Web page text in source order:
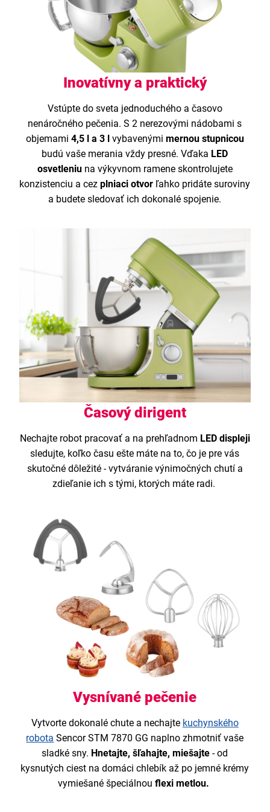
Inovatívny a praktický
Vstúpte do sveta jednoduchého a časovo
nenáročného pečenia. S 2 nerezovými nádobami s
objemami 4,5 l a 3 lvybavenými mernou stupnicou
budú vaše merania vždy presné. Vďaka LED
osvetleniu na výkyvnom ramene skontrolujete
konzistenciu a cezplniaci otvor ľahko pridáte suroviny
a budete sledovať ich dokonalé spojenie.
Časový dirigent
Nechajte robot pracovať a na prehľadnom LED displeji
sledujte, koľko času ešte máte na to, čo je pre vás
skutočné dôležité - vytváranie výnimočných chutí a
zdieľanie ich s tými, ktorých máte radi.
Vysnívané pečenie
Vytvorte dokonalé chute a nechajte kuchynského
robota Sencor STM 7870 GG naplno zhmotniť vaše
sladké sny. Hnetajte, šľahajte, miešajte - od
kysnutých ciest na domáci chlebík až po jemné krémy
vymiešané špeciálnou flexi metlou.